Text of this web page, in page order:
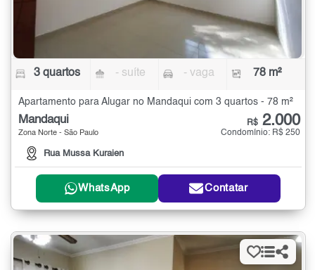
3 quartos - suíte - vaga 78 m²
Apartamento para Alugar no Mandaqui com 3 quartos - 78 m²
Mandaqui
Zona Norte - São Paulo
Rua Mussa Kuraien
R$ 2.000
Condomínio: R$ 250
WhatsApp Contatar